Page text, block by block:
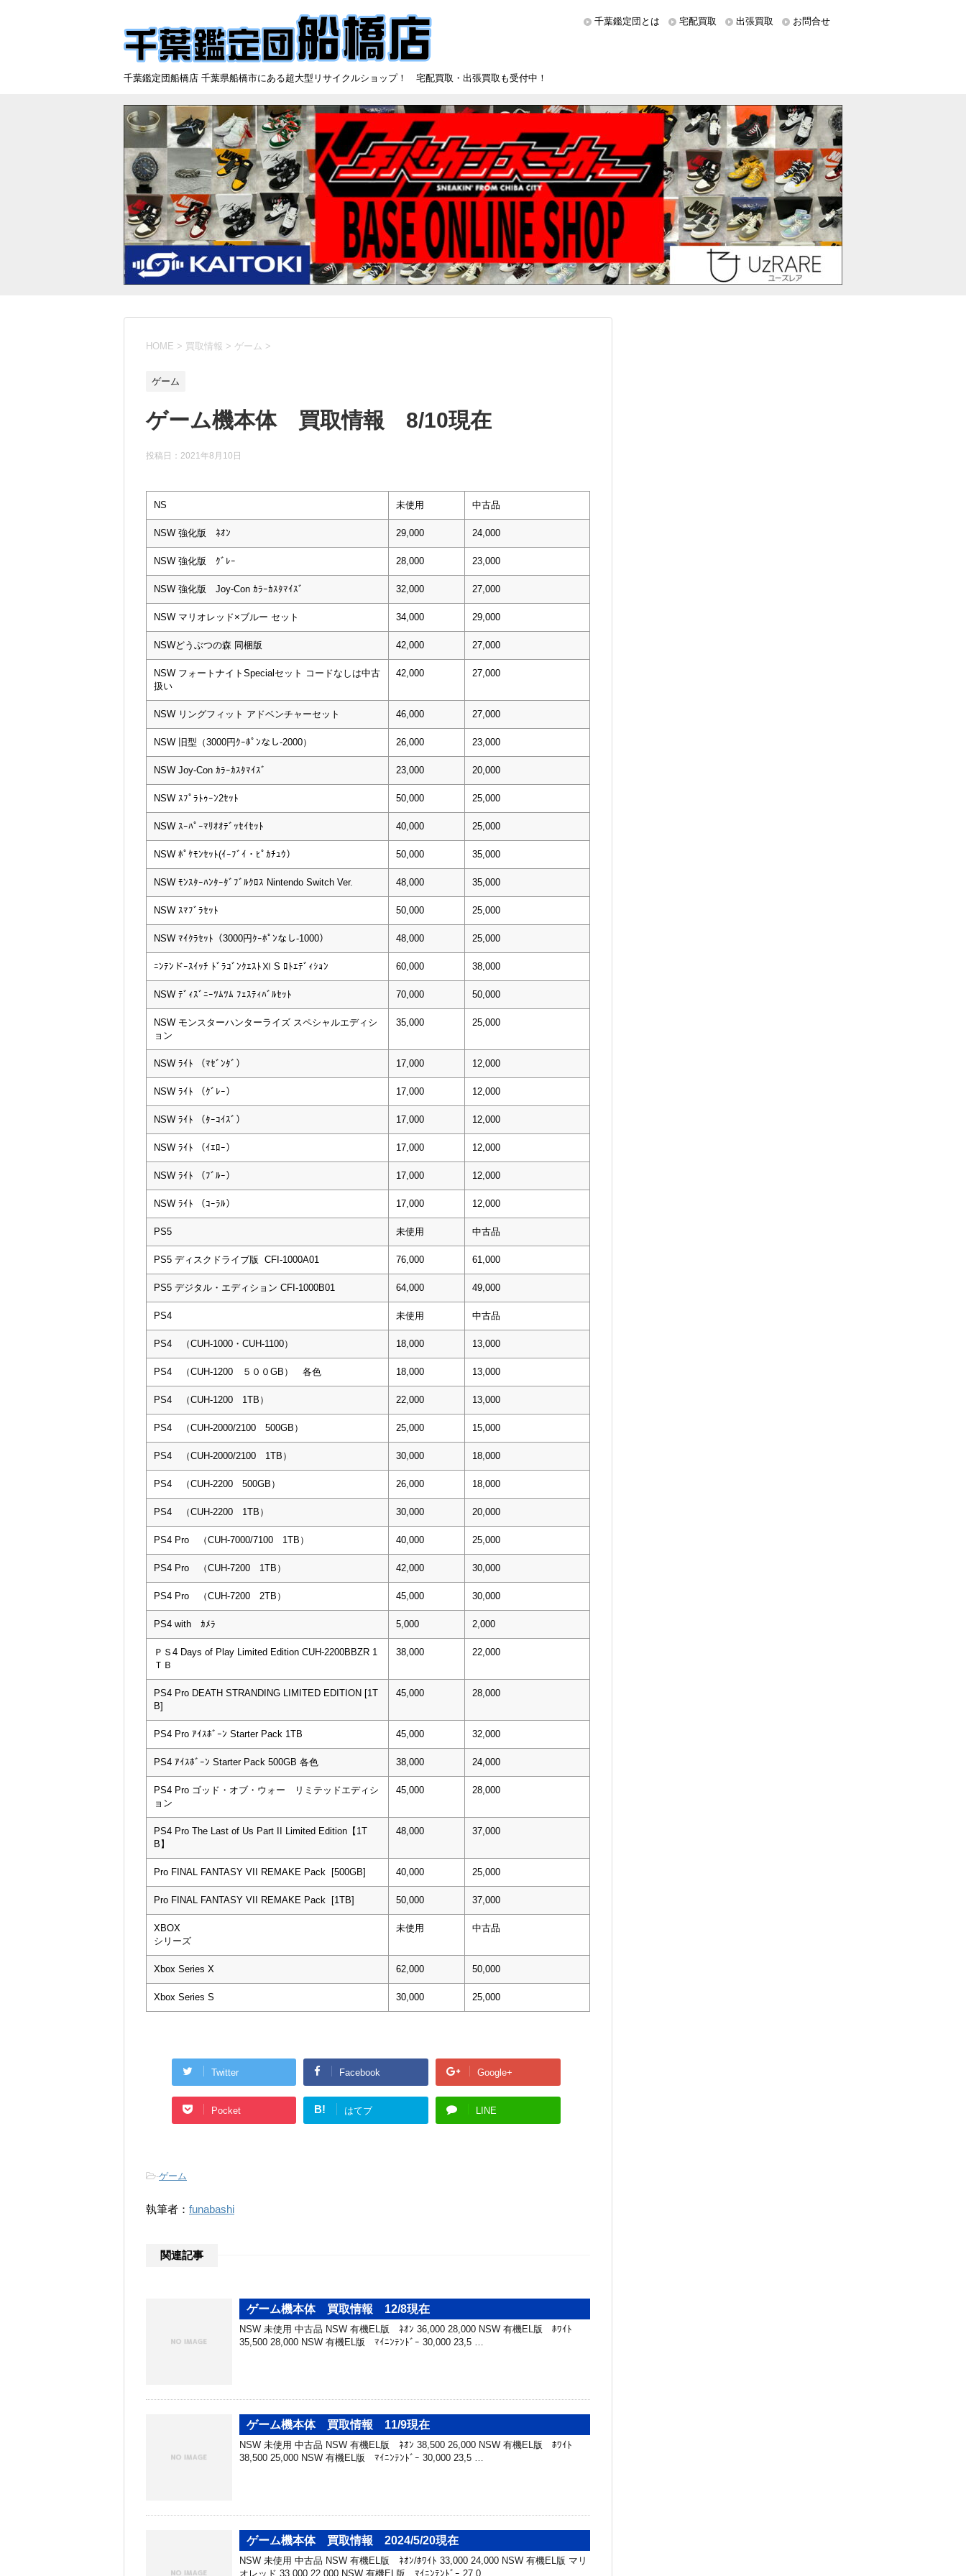
千葉鑑定団船橋店 千葉県船橋市にある超大型リサイクルショップ！ 宅配買取・出張買取も受付中！
千葉鑑定団とは 宅配買取 出張買取 お問合せ
HOME > 買取情報 > ゲーム >
ゲーム
ゲーム機本体 買取情報 8/10現在
投稿日： 2021年8月10日
NS 未使用 中古品
NSW 強化版 ﾈｵﾝ 29,000 24,000
NSW 強化版 ｸﾞﾚｰ 28,000 23,000
NSW 強化版 Joy-Con ｶﾗｰｶｽﾀﾏｲｽﾞ 32,000 27,000
NSW マリオレッド×ブルー セット 34,000 29,000
NSWどうぶつの森 同梱版 42,000 27,000
NSW フォートナイトSpecialセット コードなしは中古
扱い
42,000 27,000
NSW リングフィット アドベンチャーセット 46,000 27,000
NSW 旧型（3000円ｸｰﾎﾟﾝなし-2000） 26,000 23,000
NSW Joy-Con ｶﾗｰｶｽﾀﾏｲｽﾞ 23,000 20,000
NSW ｽﾌﾟﾗﾄｩｰﾝ2ｾｯﾄ 50,000 25,000
NSW ｽｰﾊﾟｰﾏﾘｵｵﾃﾞｯｾｲｾｯﾄ 40,000 25,000
NSW ﾎﾟｹﾓﾝｾｯﾄ(ｲｰﾌﾞｲ・ﾋﾟｶﾁｭｳ） 50,000 35,000
NSW ﾓﾝｽﾀｰﾊﾝﾀｰﾀﾞﾌﾞﾙｸﾛｽ Nintendo Switch Ver. 48,000 35,000
NSW ｽﾏﾌﾞﾗｾｯﾄ 50,000 25,000
NSW ﾏｲｸﾗｾｯﾄ（3000円ｸｰﾎﾟﾝなし-1000） 48,000 25,000
ﾆﾝﾃﾝドｰｽｲｯﾁ ﾄﾞﾗｺﾞﾝｸｴｽﾄⅪ S ﾛﾄｴﾃﾞｨｼｮﾝ 60,000 38,000
NSW ﾃﾞｨｽﾞﾆｰﾂﾑﾂﾑ ﾌｪｽﾃｨﾊﾞﾙｾｯﾄ 70,000 50,000
NSW モンスターハンターライズ スペシャルエディシ
ョン
35,000 25,000
NSW ﾗｲﾄ （ﾏｾﾞﾝﾀﾞ） 17,000 12,000
NSW ﾗｲﾄ （ｸﾞﾚｰ） 17,000 12,000
NSW ﾗｲﾄ （ﾀｰｺｲｽﾞ） 17,000 12,000
NSW ﾗｲﾄ （ｲｴﾛｰ） 17,000 12,000
NSW ﾗｲﾄ （ﾌﾞﾙｰ） 17,000 12,000
NSW ﾗｲﾄ （ｺｰﾗﾙ） 17,000 12,000
PS5 未使用 中古品
PS5 ディスクドライブ版 CFI-1000A01 76,000 61,000
PS5 デジタル・エディション CFI-1000B01 64,000 49,000
PS4 未使用 中古品
PS4 （CUH-1000・CUH-1100） 18,000 13,000
PS4 （CUH-1200 ５００GB） 各色 18,000 13,000
PS4 （CUH-1200 1TB） 22,000 13,000
PS4 （CUH-2000/2100 500GB） 25,000 15,000
PS4 （CUH-2000/2100 1TB） 30,000 18,000
PS4 （CUH-2200 500GB） 26,000 18,000
PS4 （CUH-2200 1TB） 30,000 20,000
PS4 Pro （CUH-7000/7100 1TB） 40,000 25,000
PS4 Pro （CUH-7200 1TB） 42,000 30,000
PS4 Pro （CUH-7200 2TB） 45,000 30,000
PS4 with ｶﾒﾗ 5,000 2,000
ＰＳ4 Days of Play Limited Edition CUH-2200BBZR 1
ＴＢ
38,000 22,000
PS4 Pro DEATH STRANDING LIMITED EDITION [1T
B]
45,000 28,000
PS4 Pro ｱｲｽﾎﾞｰﾝ Starter Pack 1TB 45,000 32,000
PS4 ｱｲｽﾎﾞｰﾝ Starter Pack 500GB 各色 38,000 24,000
PS4 Pro ゴッド・オブ・ウォー リミテッドエディシ
ョン
45,000 28,000
PS4 Pro The Last of Us Part II Limited Edition【1T
B】
48,000 37,000
Pro FINAL FANTASY VII REMAKE Pack [500GB] 40,000 25,000
Pro FINAL FANTASY VII REMAKE Pack [1TB] 50,000 37,000
XBOX
シリーズ
未使用 中古品
Xbox Series X 62,000 50,000
Xbox Series S 30,000 25,000
Twitter Facebook Google+
Pocket B! はてブ LINE
-ゲーム
執筆者： funabashi
関連記事
ゲーム機本体 買取情報 12/8現在
NSW 未使用 中古品 NSW 有機EL版 ﾈｵﾝ 36,000 28,000 NSW 有機EL版 ﾎﾜｲﾄ
35,500 28,000 NSW 有機EL版 ﾏｲﾆﾝﾃﾝﾄﾞｰ 30,000 23,5 …
ゲーム機本体 買取情報 11/9現在
NSW 未使用 中古品 NSW 有機EL版 ﾈｵﾝ 38,500 26,000 NSW 有機EL版 ﾎﾜｲﾄ
38,500 25,000 NSW 有機EL版 ﾏｲﾆﾝﾃﾝﾄﾞｰ 30,000 23,5 …
ゲーム機本体 買取情報 2024/5/20現在
NSW 未使用 中古品 NSW 有機EL版 ﾈｵﾝ/ﾎﾜｲﾄ 33,000 24,000 NSW 有機EL版 マリ
オレッド 33,000 22,000 NSW 有機EL版 ﾏｲﾆﾝﾃﾝﾄﾞｰ 27,0 …